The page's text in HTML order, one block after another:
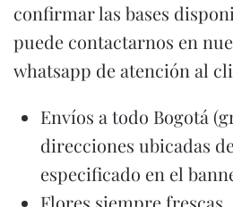
confirmar las bases
puede contactarnos en
whatsapp de atención al
Envíos a todo Bogotá
direcciones ubicadas
especificado en el
Flores siempre frescas